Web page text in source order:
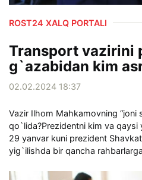
ROST24 XALQ PORTALI
Transport vazirini
g`azabidan kim
02.02.2024 18:37
Vazir Ilhom Mahkamovning “joni
qo`lida?Prezidentni kim va
29 yanvar kuni prezident
yig`ilishda bir qancha